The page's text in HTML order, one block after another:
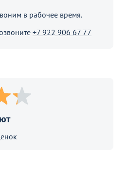
в рабочее время.
+7 922 906 67 77